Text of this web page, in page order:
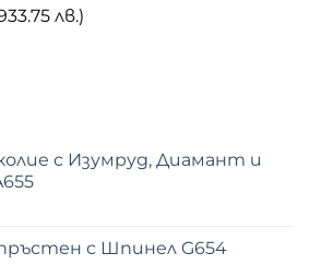
лв.)
с Изумруд, Диамант и
с Шпинел G654